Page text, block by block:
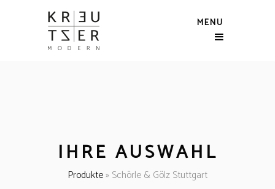
MENU
IHRE AUSWAHL
Produkte»Schörle & Gölz Stuttgart